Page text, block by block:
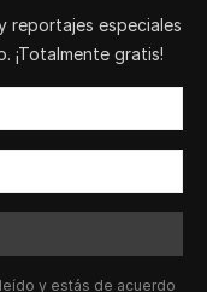
reportajes especiales
¡Totalmente gratis!
y estás de acuerdo